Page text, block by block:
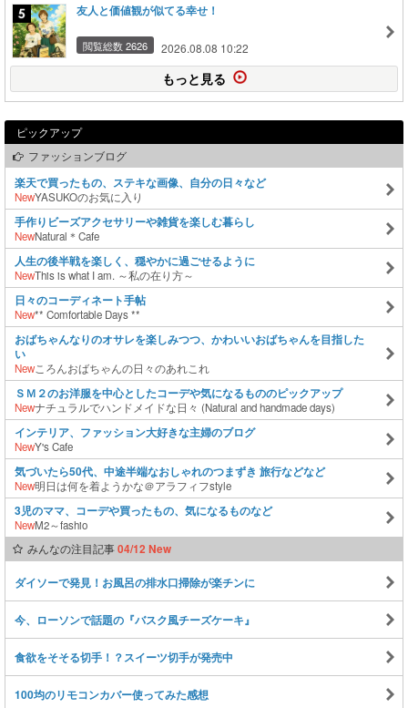
友人と価値観が似てる幸せ！
閲覧総数 2626 2026.08.08 10:22
もっと見る
ピックアップ
ファッションブログ
楽天で買ったもの、ステキな画像、自分の日々など
NewYASUKOのお気に入り
手作りビーズアクセサリーや雑貨を楽しむ暮らし
NewNatural＊Cafe
人生の後半戦を楽しく、穏やかに過ごせるように
NewThis is what I am. ～私の在り方～
日々のコーディネート手帖
New** Comfortable Days **
おばちゃんなりのオサレを楽しみつつ、かわいいおばちゃんを目指した
い
Newころんおばちゃんの日々のあれこれ
ＳＭ２のお洋服を中心としたコーデや気になるもののピックアップ
Newナチュラルでハンドメイドな日々 (Natural and handmade days)
インテリア、ファッション大好きな主婦のブログ
NewY's Cafe
気づいたら50代、中途半端なおしゃれのつまずき 旅行などなど
New明日は何を着ようかな＠アラフィフstyle
3児のママ、コーデや買ったもの、気になるものなど
NewM2～fashio
みんなの注目記事04/12 New
ダイソーで発見！お風呂の排水口掃除が楽チンに
今、ローソンで話題の『バスク風チーズケーキ』
食欲をそそる切手！？スイーツ切手が発売中
100均のリモコンカバー使ってみた感想